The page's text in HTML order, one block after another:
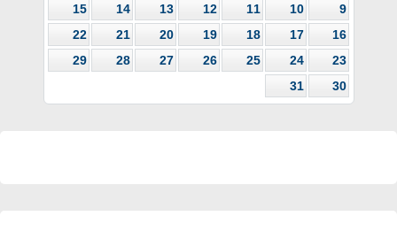
9
10
11
12
13
14
15
16
17
18
19
20
21
22
23
24
25
26
27
28
29
30
31